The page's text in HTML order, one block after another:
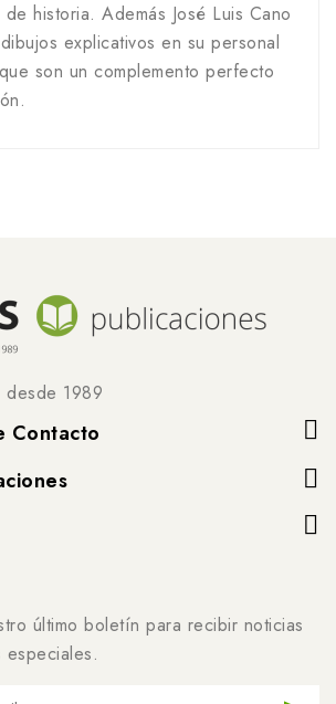
historia. Además José Luis Cano
explicativos en su personal
son un complemento perfecto
desde 1989
Contacto
último boletín para recibir noticias